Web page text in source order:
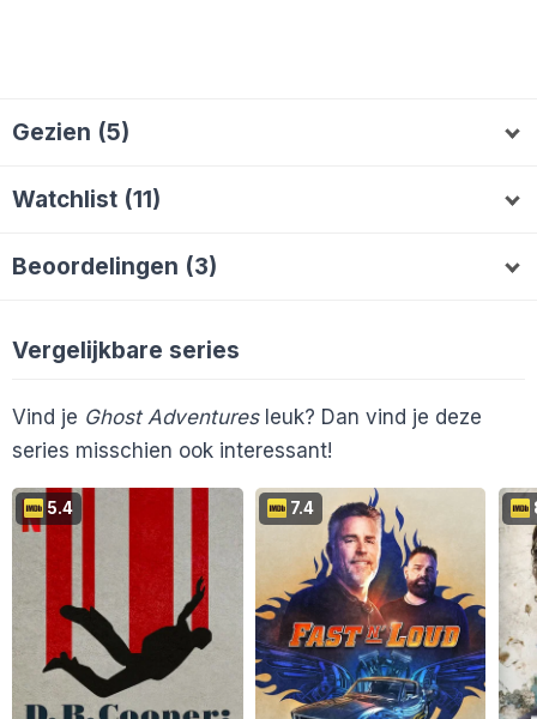
Gezien (5)
O OmaMarianne
Watchlist (11)
A AlieB PiwiQ
En 1 ander...
Beoordelingen (3)
Vergelijkbare series
Vind je Ghost Adventuresleuk? Dan vind je deze
series misschien ook interessant!
5.4 7.4